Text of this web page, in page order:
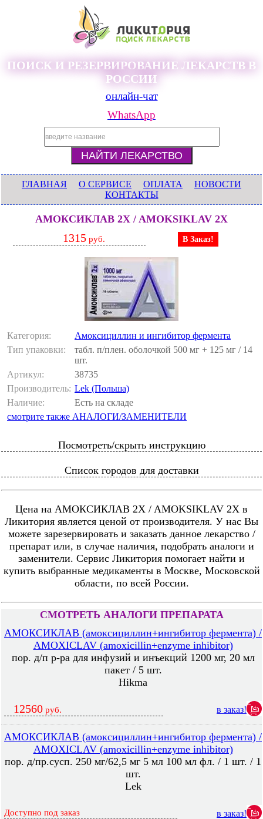
ПОИСК И РЕЗЕРВИРОВАНИЕ ЛЕКАРСТВ В
РОССИИ
онлайн-чат
WhatsApp
ГЛАВНАЯ О СЕРВИСЕ ОПЛАТА
НОВОСТИ
КОНТАКТЫ
АМОКСИКЛАВ 2X / AMOKSIKLAV 2X
1315 руб. В Заказ!
Категория:
Амоксициллин и ингибитор фермента
Тип упаковки:
табл. п/плен. оболочкой 500 мг + 125 мг / 14
шт.
Артикул:
38735
Производитель: Lek (Польша)
Наличие:
Есть на складе
смотрите также АНАЛОГИ/ЗАМЕНИТЕЛИ
Посмотреть/скрыть инструкцию
Список городов для доставки
Цена на АМОКСИКЛАВ 2X / AMOKSIKLAV 2X в
Ликитория является ценой от производителя. У нас Вы
можете зарезервировать и заказать данное лекарство /
препарат или, в случае наличия, подобрать аналоги и
заменители. Сервис Ликитория помогает найти и
купить выбранные медикаменты в Москве, Московской
области, по всей России.
СМОТРЕТЬ АНАЛОГИ ПРЕПАРАТА
АМОКСИКЛАВ (амоксициллин+ингибитор фермента) /
AMOXICLAV (amoxicillin+enzyme inhibitor)
пор. д/п р-ра для инфузий и инъекций 1200 мг, 20 мл
пакет / 5 шт.
Hikma
12560 руб. в заказ!
АМОКСИКЛАВ (амоксициллин+ингибитор фермента) /
AMOXICLAV (amoxicillin+enzyme inhibitor)
пор. д/пр.сусп. 250 мг/62,5 мг 5 мл 100 мл фл. / 1 шт. / 1
шт.
Lek
Доступно под заказ в заказ!